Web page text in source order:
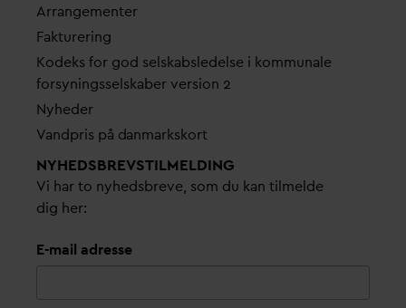
Arrangementer
Fakturering
Kodeks for god selskabsledelse i kommunale
forsyningsselskaber version 2
Nyheder
Vandpris på danmarkskort
NYHEDSBREVS­TILMELDING
Vi har to nyhedsbreve, som du kan tilmelde
dig her:
E-mail adresse